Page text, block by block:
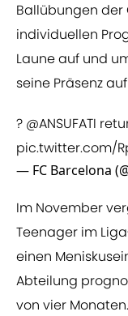
Ballübungen der
individuellen
Laune auf und
seine Präsenz
? @ANSUFATI
pic.twitter.com/
— FC Barcelona
Im November
Teenager im
einen
Abteilung
von vier Monaten.